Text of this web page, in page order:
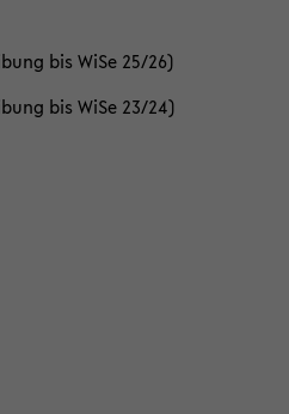
bis WiSe 25/26)
bis WiSe 23/24)